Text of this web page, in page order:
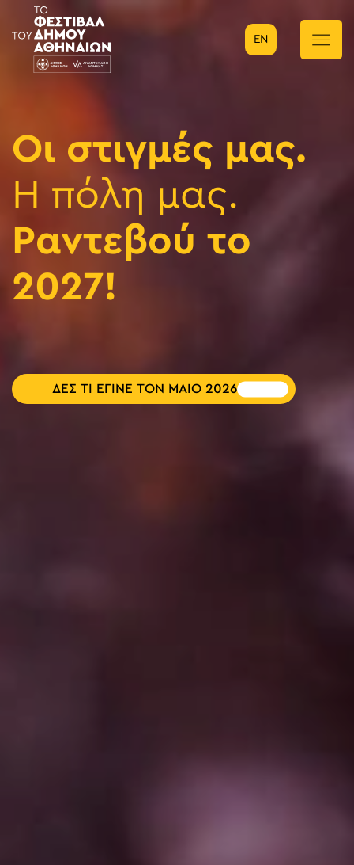
Κύρια πλοήγηση
EN
Οι στιγμές μας.
Η πόλη μας.
Ραντεβού το
2027!
ΔΕΣ ΤΙ ΕΓΙΝΕ ΤΟΝ ΜΑΙΟ 2026